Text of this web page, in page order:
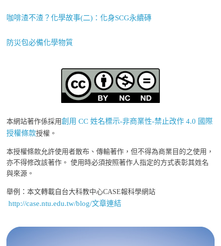
咖啡渣不渣？化學故事(二)：化身SCG永續磚
防災包必備化學物質
本網站著作係採用創用 CC 姓名標示-非商業性-禁止改作 4.0 國際
授權條款授權。
本授權條款允許使用者散布、傳輸著作，但不得為商業目的之使用，
亦不得修改該著作。 使用時必須按照著作人指定的方式表彰其姓名
與來源。
舉例：本文轉載自台大科教中心CASE報科學網站
http://case.ntu.edu.tw/blog/文章連結